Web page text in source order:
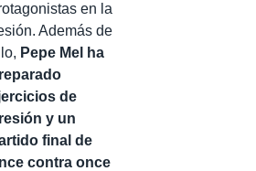
en la
Además de
Pepe Mel ha
de
y un
final de
contra once